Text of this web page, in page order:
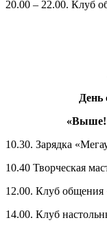
20.00 – 22.00. Клуб
День
«Выше!
10.30. Зарядка
10.40 Творческая
12.00. Клуб общения
14.00. Клуб